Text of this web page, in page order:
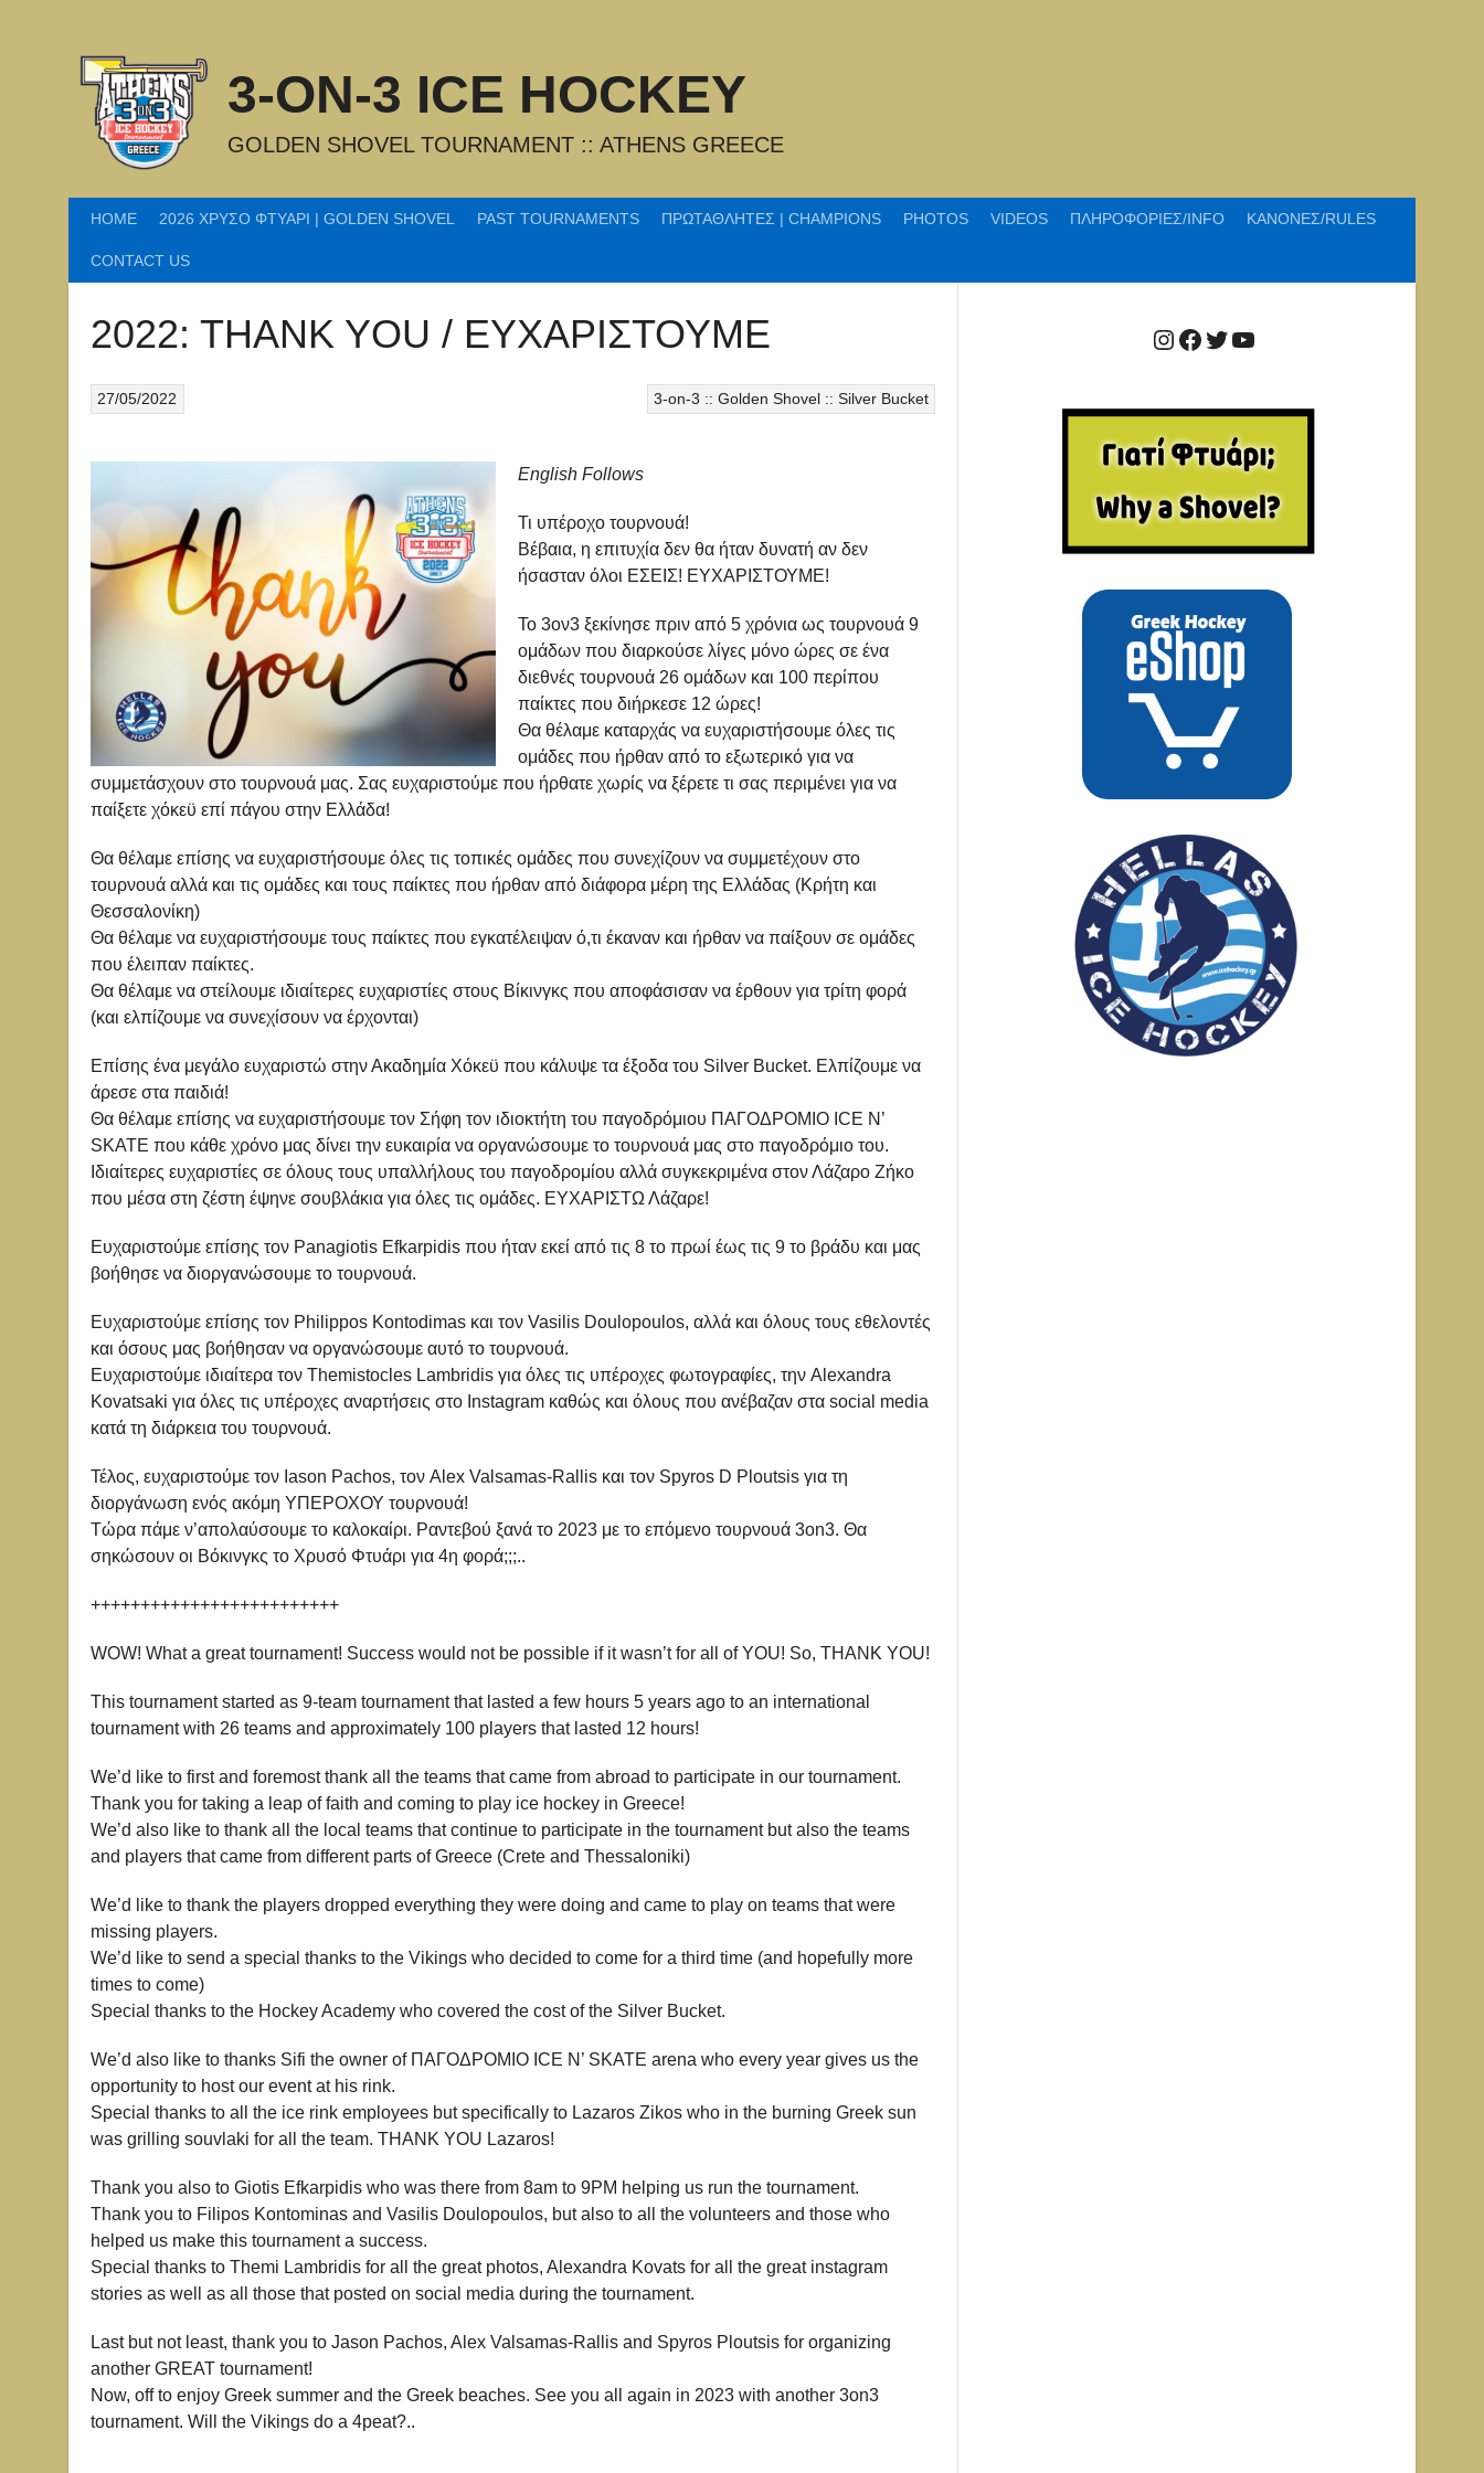
3-ON-3 ICE HOCKEY
GOLDEN SHOVEL TOURNAMENT :: ATHENS GREECE
HOME 2026 ΧΡΥΣΟ ΦΤΥΑΡΙ | GOLDEN SHOVEL PAST TOURNAMENTS ΠΡΩΤΑΘΛΗΤΕΣ | CHAMPIONS PHOTOS VIDEOS ΠΛΗΡΟΦΟΡΙΕΣ/INFO ΚΑΝΟΝΕΣ/RULES
CONTACT US
2022: THANK YOU / ΕΥΧΑΡΙΣΤΟΥΜΕ
3-on-3 :: Golden Shovel :: Silver Bucket
27/05/2022
English Follows
Τι υπέροχο τουρνουά!
Βέβαια, η επιτυχία δεν θα ήταν δυνατή αν δεν
ήσασταν όλοι ΕΣΕΙΣ! ΕΥΧΑΡΙΣΤΟΥΜΕ!
Το 3ον3 ξεκίνησε πριν από 5 χρόνια ως τουρνουά 9
ομάδων που διαρκούσε λίγες μόνο ώρες σε ένα
διεθνές τουρνουά 26 ομάδων και 100 περίπου
παίκτες που διήρκεσε 12 ώρες!
Θα θέλαμε καταρχάς να ευχαριστήσουμε όλες τις
ομάδες που ήρθαν από το εξωτερικό για να
συμμετάσχουν στο τουρνουά μας. Σας ευχαριστούμε που ήρθατε χωρίς να ξέρετε τι σας περιμένει για να
παίξετε χόκεϋ επί πάγου στην Ελλάδα!
Θα θέλαμε επίσης να ευχαριστήσουμε όλες τις τοπικές ομάδες που συνεχίζουν να συμμετέχουν στο
τουρνουά αλλά και τις ομάδες και τους παίκτες που ήρθαν από διάφορα μέρη της Ελλάδας (Κρήτη και
Θεσσαλονίκη)
Θα θέλαμε να ευχαριστήσουμε τους παίκτες που εγκατέλειψαν ό,τι έκαναν και ήρθαν να παίξουν σε ομάδες
που έλειπαν παίκτες.
Θα θέλαμε να στείλουμε ιδιαίτερες ευχαριστίες στους Βίκινγκς που αποφάσισαν να έρθουν για τρίτη φορά
(και ελπίζουμε να συνεχίσουν να έρχονται)
Επίσης ένα μεγάλο ευχαριστώ στην Ακαδημία Χόκεϋ που κάλυψε τα έξοδα του Silver Bucket. Ελπίζουμε να
άρεσε στα παιδιά!
Θα θέλαμε επίσης να ευχαριστήσουμε τον Σήφη τον ιδιοκτήτη του παγοδρόμιου ΠΑΓΟΔΡΟΜΙΟ ICE N’
SKATE που κάθε χρόνο μας δίνει την ευκαιρία να οργανώσουμε το τουρνουά μας στο παγοδρόμιο του.
Ιδιαίτερες ευχαριστίες σε όλους τους υπαλλήλους του παγοδρομίου αλλά συγκεκριμένα στον Λάζαρο Ζήκο
που μέσα στη ζέστη έψηνε σουβλάκια για όλες τις ομάδες. ΕΥΧΑΡΙΣΤΩ Λάζαρε!
Ευχαριστούμε επίσης τον Panagiotis Efkarpidis που ήταν εκεί από τις 8 το πρωί έως τις 9 το βράδυ και μας
βοήθησε να διοργανώσουμε το τουρνουά.
Ευχαριστούμε επίσης τον Philippos Kontodimas και τον Vasilis Doulopoulos, αλλά και όλους τους εθελοντές
και όσους μας βοήθησαν να οργανώσουμε αυτό το τουρνουά.
Ευχαριστούμε ιδιαίτερα τον Themistocles Lambridis για όλες τις υπέροχες φωτογραφίες, την Alexandra
Kovatsaki για όλες τις υπέροχες αναρτήσεις στο Instagram καθώς και όλους που ανέβαζαν στα social media
κατά τη διάρκεια του τουρνουά.
Τέλος, ευχαριστούμε τον Iason Pachos, τον Alex Valsamas-Rallis και τον Spyros D Ploutsis για τη
διοργάνωση ενός ακόμη ΥΠΕΡΟΧΟΥ τουρνουά!
Τώρα πάμε ν’απολαύσουμε το καλοκαίρι. Ραντεβού ξανά το 2023 με το επόμενο τουρνουά 3on3. Θα
σηκώσουν οι Βόκινγκς το Χρυσό Φτυάρι για 4η φορά;;;..
+++++++++++++++++++++++++
WOW! What a great tournament! Success would not be possible if it wasn’t for all of YOU! So, THANK YOU!
This tournament started as 9-team tournament that lasted a few hours 5 years ago to an international
tournament with 26 teams and approximately 100 players that lasted 12 hours!
We’d like to first and foremost thank all the teams that came from abroad to participate in our tournament.
Thank you for taking a leap of faith and coming to play ice hockey in Greece!
We’d also like to thank all the local teams that continue to participate in the tournament but also the teams
and players that came from different parts of Greece (Crete and Thessaloniki)
We’d like to thank the players dropped everything they were doing and came to play on teams that were
missing players.
We’d like to send a special thanks to the Vikings who decided to come for a third time (and hopefully more
times to come)
Special thanks to the Hockey Academy who covered the cost of the Silver Bucket.
We’d also like to thanks Sifi the owner of ΠΑΓΟΔΡΟΜΙΟ ICE N’ SKATE arena who every year gives us the
opportunity to host our event at his rink.
Special thanks to all the ice rink employees but specifically to Lazaros Zikos who in the burning Greek sun
was grilling souvlaki for all the team. THANK YOU Lazaros!
Thank you also to Giotis Efkarpidis who was there from 8am to 9PM helping us run the tournament.
Thank you to Filipos Kontominas and Vasilis Doulopoulos, but also to all the volunteers and those who
helped us make this tournament a success.
Special thanks to Themi Lambridis for all the great photos, Alexandra Kovats for all the great instagram
stories as well as all those that posted on social media during the tournament.
Last but not least, thank you to Jason Pachos, Alex Valsamas-Rallis and Spyros Ploutsis for organizing
another GREAT tournament!
Now, off to enjoy Greek summer and the Greek beaches. See you all again in 2023 with another 3on3
tournament. Will the Vikings do a 4peat?..
Instagram
Facebook
Twitter
YouTube